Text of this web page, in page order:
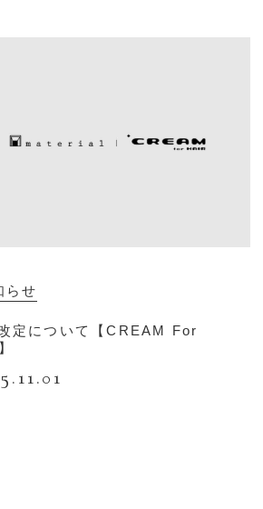
らせ
定について【CREAM For